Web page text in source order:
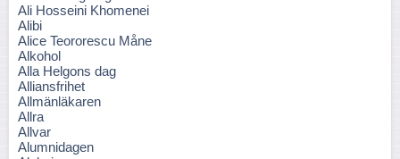
Ali Hosseini Khomenei
Alibi
Alice Teororescu Måne
Alkohol
Alla Helgons dag
Alliansfrihet
Allmänläkaren
Allra
Allvar
Alumnidagen